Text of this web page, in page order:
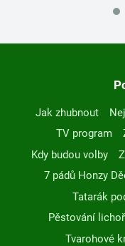
Jak zhubnout
TV program
Kdy budou volby
7 pádů Honzy
Tatarák
Pěstování
Tvarohové